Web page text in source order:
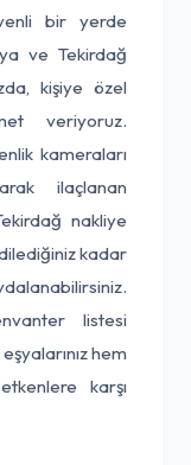
bir yerde
ve Tekirdağ
kişiye özel
veriyoruz.
kameraları
ilaçlanan
nakliye
kadar
listesi
hem
karşı